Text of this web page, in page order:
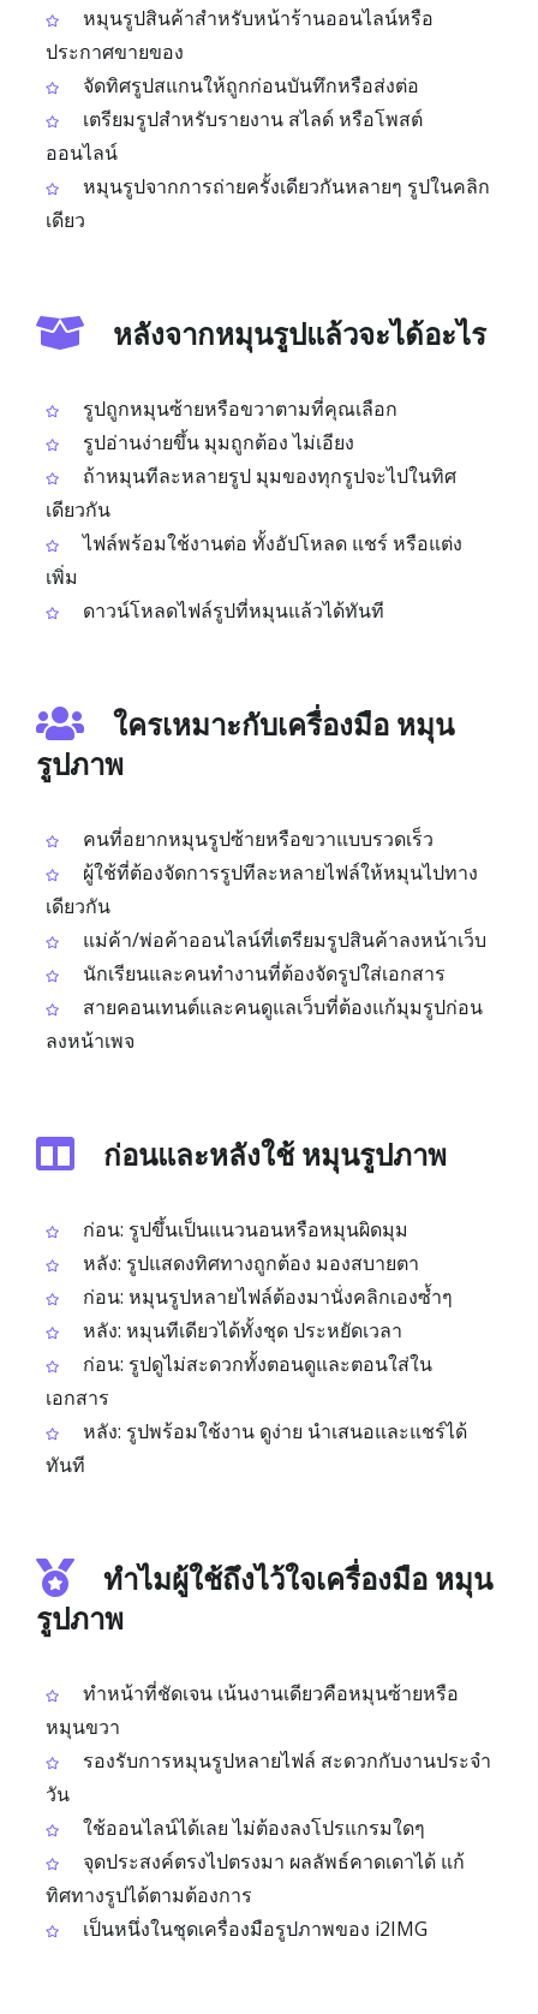
หมุนรูปสินค้าสำหรับหน้าร้านออนไลน์หรือ
ประกาศขายของ
จัดทิศรูปสแกนให้ถูกก่อนบันทึกหรือส่งต่อ
เตรียมรูปสำหรับรายงาน สไลด์ หรือโพสต์
ออนไลน์
หมุนรูปจากการถ่ายครั้งเดียวกันหลายๆ รูปในคลิก
เดียว
หลังจากหมุนรูปแล้วจะได้อะไร
รูปถูกหมุนซ้ายหรือขวาตามที่คุณเลือก
รูปอ่านง่ายขึ้น มุมถูกต้อง ไม่เอียง
ถ้าหมุนทีละหลายรูป มุมของทุกรูปจะไปในทิศ
เดียวกัน
ไฟล์พร้อมใช้งานต่อ ทั้งอัปโหลด แชร์ หรือแต่ง
เพิ่ม
ดาวน์โหลดไฟล์รูปที่หมุนแล้วได้ทันที
ใครเหมาะกับเครื่องมือ หมุน
รูปภาพ
คนที่อยากหมุนรูปซ้ายหรือขวาแบบรวดเร็ว
ผู้ใช้ที่ต้องจัดการรูปทีละหลายไฟล์ให้หมุนไปทาง
เดียวกัน
แม่ค้า/พ่อค้าออนไลน์ที่เตรียมรูปสินค้าลงหน้าเว็บ
นักเรียนและคนทำงานที่ต้องจัดรูปใส่เอกสาร
สายคอนเทนต์และคนดูแลเว็บที่ต้องแก้มุมรูปก่อน
ลงหน้าเพจ
ก่อนและหลังใช้ หมุนรูปภาพ
ก่อน: รูปขึ้นเป็นแนวนอนหรือหมุนผิดมุม
หลัง: รูปแสดงทิศทางถูกต้อง มองสบายตา
ก่อน: หมุนรูปหลายไฟล์ต้องมานั่งคลิกเองซ้ำๆ
หลัง: หมุนทีเดียวได้ทั้งชุด ประหยัดเวลา
ก่อน: รูปดูไม่สะดวกทั้งตอนดูและตอนใส่ใน
เอกสาร
หลัง: รูปพร้อมใช้งาน ดูง่าย นำเสนอและแชร์ได้
ทันที
ทำไมผู้ใช้ถึงไว้ใจเครื่องมือ หมุน
รูปภาพ
ทำหน้าที่ชัดเจน เน้นงานเดียวคือหมุนซ้ายหรือ
หมุนขวา
รองรับการหมุนรูปหลายไฟล์ สะดวกกับงานประจำ
วัน
ใช้ออนไลน์ได้เลย ไม่ต้องลงโปรแกรมใดๆ
จุดประสงค์ตรงไปตรงมา ผลลัพธ์คาดเดาได้ แก้
ทิศทางรูปได้ตามต้องการ
เป็นหนึ่งในชุดเครื่องมือรูปภาพของ i2IMG